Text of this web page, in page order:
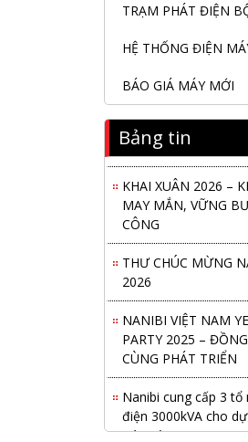
TRẠM PHÁT ĐIỆN
HỆ THỐNG ĐIỆN
BÁO GIÁ MÁY MỚI
Bảng tin
Nanibi Cung Cấp
Cho Tàu Vận Tải
KHAI XUÂN 2026 –
MAY MẮN, VỮNG
CÔNG
THƯ CHÚC MỪNG
2026
NANIBI VIỆT NAM
PARTY 2025 –
CÙNG PHÁT TRIỂN
Nanibi cung cấp 3 tổ
điện 3000kVA cho
Cái Mép LNG